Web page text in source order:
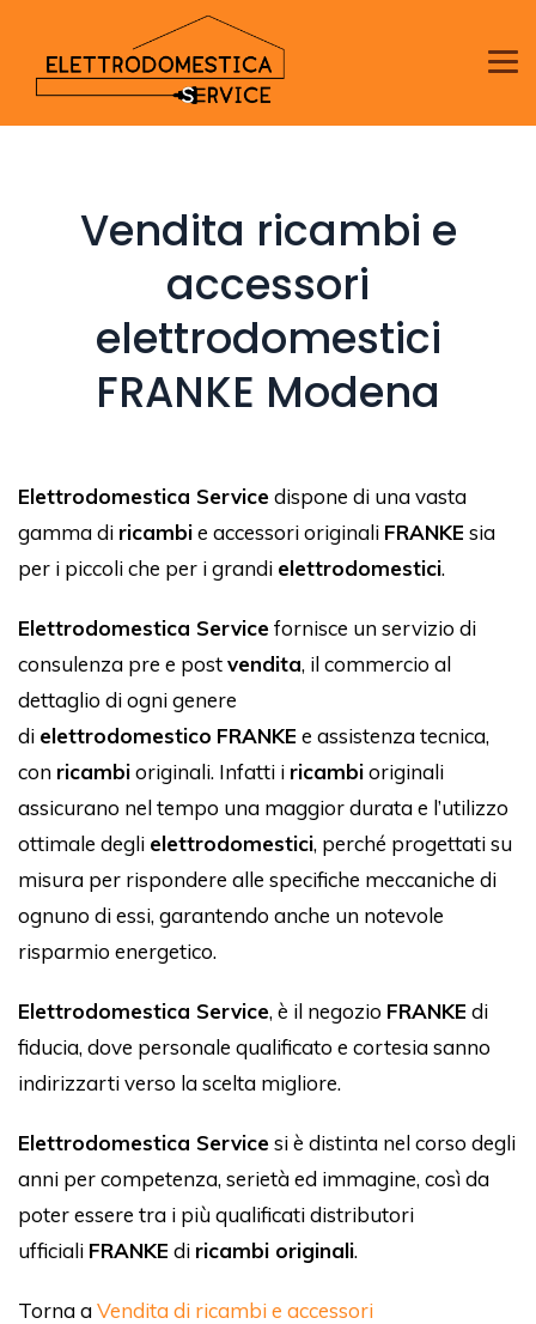
Vendita ricambi e
accessori
elettrodomestici
FRANKE Modena
Elettrodomestica Servicedispone di una vasta
gamma di ricambie accessori originali FRANKE sia
per i piccoli che per i grandi elettrodomestici.
Elettrodomestica Servicefornisce un servizio di
consulenza pre e postvendita, il commercio al
dettaglio di ogni genere
di elettrodomestico FRANKE e assistenza tecnica,
con ricambioriginali. Infatti i ricambioriginali
assicurano nel tempo una maggior durata e l’utilizzo
ottimale degli elettrodomestici, perché progettati su
misura per rispondere alle specifiche meccaniche di
ognuno di essi, garantendo anche un notevole
risparmio energetico.
Elettrodomestica Service, è il negozio FRANKE di
fiducia, dove personale qualificato e cortesia sanno
indirizzarti verso la scelta migliore.
Elettrodomestica Servicesi è distinta nel corso degli
anni per competenza, serietà ed immagine, così da
poter essere tra i più qualificati distributori
ufficiali FRANKE di ricambi originali.
Torna aVendita di ricambi e accessori